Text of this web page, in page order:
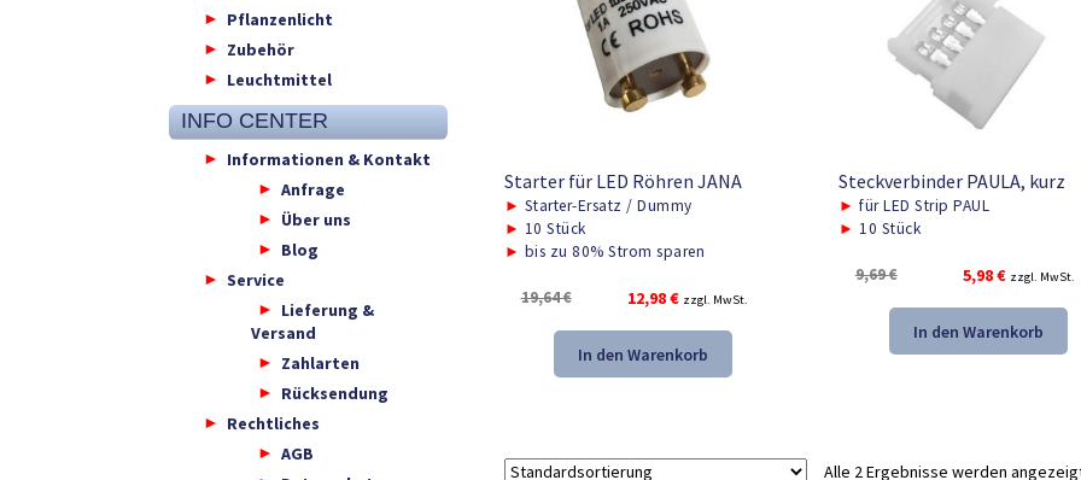
Starter für LED Röhren JANA
► Starter-Ersatz / Dummy
► 10 Stück
► bis zu 80% Strom sparen
19,64€
Ursprünglicher
war:
19,64 €
12,98€Aktueller
ist:
12,98 €.
zzgl. MwSt.
In den Warenkorb
Steckverbinder PAULA, kurz
► für LED Strip PAUL
► 10 Stück
9,69€
Ursprünglicher
war:
9,69 €
5,98€Aktueller
ist:
5,98 €.
zzgl. MwSt.
In den Warenkorb
Alle 2 Ergebnisse werden
Pflanzenlicht
Zubehör
Leuchtmittel
INFO CENTER
Informationen & Kontakt
Anfrage
Über uns
Blog
Service
Lieferung &
Versand
Zahlarten
Rücksendung
Rechtliches
AGB